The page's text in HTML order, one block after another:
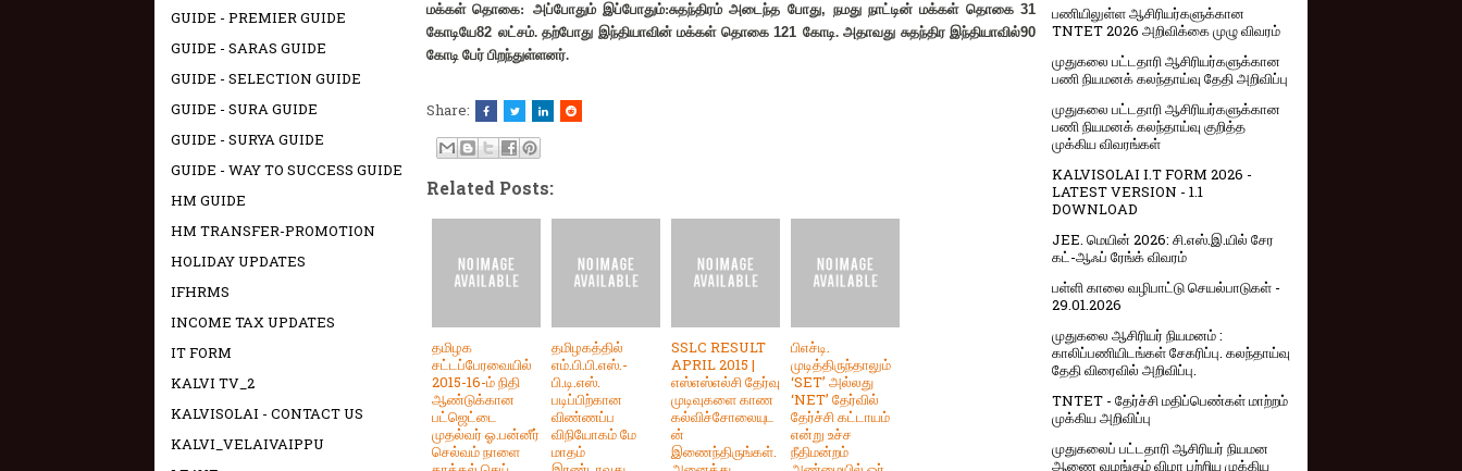
மக்கள் தொகை: அப்போதும் இப்போதும்:சுதந்திரம் அடைந்த போது, நமது நாட்டின் மக்கள் தொகை31
கோடியே82 லட்சம். தற்போது இந்தியாவின் மக்கள் தொகை 121 கோடி. அதாவது சுதந்திர இந்தியாவில்90
கோடி பேர் பிறந்துள்ளனர்.
Share:
Related Posts:
தமிழக
சட்டப்பேரவையில்
2015-16-ம் நிதி
ஆண்டுக்கான
பட்ஜெட்டை
முதல்வர் ஓ.பன்னீர்
செல்வம் நாளை
தமிழகத்தில்
எம்.பி.பி.எஸ்.-
பி.டி.எஸ்.
படிப்பிற்கான
விண்ணப்ப
விநியோகம் மே
மாதம்
SSLC RESULT
APRIL 2015 |
எஸ்எஸ்எல்சி தேர்வு
முடிவுகளை காண
கல்விச்சோலையுட
ன்
இணைந்திருங்கள்.
பிஎச்டி.
முடித்திருந்தாலும்
‘SET’ அல்லது
‘NET’ தேர்வில்
தேர்ச்சி கட்டாயம்
என்று உச்ச
நீதிமன்றம்
GUIDE - PREMIER GUIDE
GUIDE - SARAS GUIDE
GUIDE - SELECTION GUIDE
GUIDE - SURA GUIDE
GUIDE - SURYA GUIDE
GUIDE - WAY TO SUCCESS GUIDE
HM GUIDE
HM TRANSFER-PROMOTION
HOLIDAY UPDATES
IFHRMS
INCOME TAX UPDATES
IT FORM
KALVI TV_2
KALVISOLAI - CONTACT US
KALVI_VELAIVAIPPU
பணியிலுள்ள ஆசிரியர்களுக்கான
TNTET 2026 அறிவிக்கை முழு விவரம்
முதுகலை பட்டதாரி ஆசிரியர்களுக்கான
பணி நியமனக் கலந்தாய்வு தேதி அறிவிப்பு
முதுகலை பட்டதாரி ஆசிரியர்களுக்கான
பணி நியமனக் கலந்தாய்வு குறித்த
முக்கிய விவரங்கள்
KALVISOLAI I.T FORM 2026 -
LATEST VERSION - 1.1
DOWNLOAD
JEE. மெயின் 2026: சி.எஸ்.இ.யில் சேர
கட்-ஆஃப் ரேங்க் விவரம்
பள்ளி காலை வழிபாட்டு செயல்பாடுகள் -
29.01.2026
முதுகலை ஆசிரியர் நியமனம் :
காலிப்பணியிடங்கள் சேகரிப்பு. கலந்தாய்வு
தேதி விரைவில் அறிவிப்பு.
TNTET - தேர்ச்சி மதிப்பெண்கள் மாற்றம்
முக்கிய அறிவிப்பு
முதுகலைப் பட்டதாரி ஆசிரியர் நியமன
ஆணை வழங்கும் விழா பற்றிய முக்கிய